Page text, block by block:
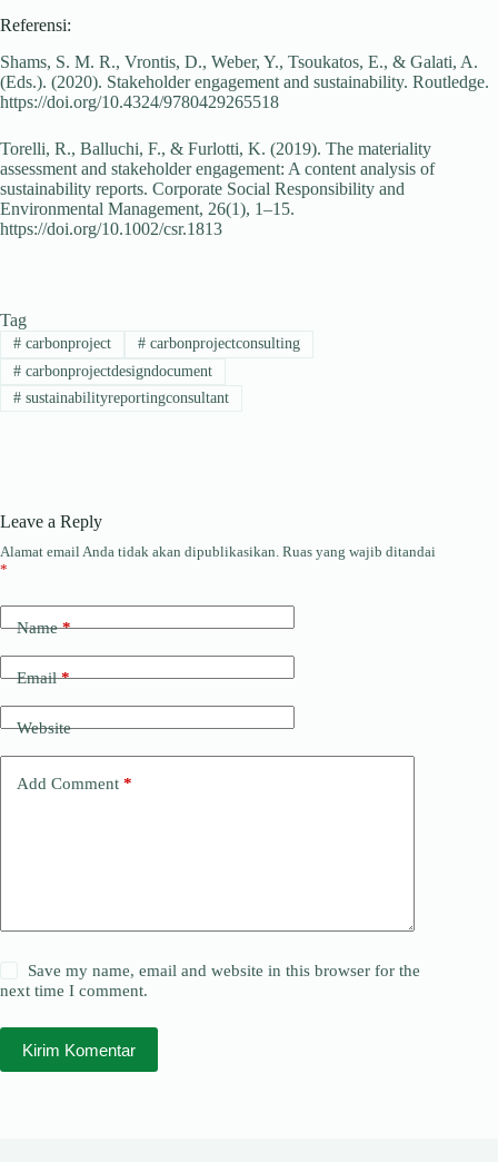
Referensi:
Shams, S. M. R., Vrontis, D., Weber, Y., Tsoukatos, E., & Galati, A.
(Eds.). (2020). Stakeholder engagement and sustainability. Routledge.
https://doi.org/10.4324/9780429265518
Torelli, R., Balluchi, F., & Furlotti, K. (2019). The materiality
assessment and stakeholder engagement: A content analysis of
sustainability reports. Corporate Social Responsibility and
Environmental Management, 26(1), 1–15.
https://doi.org/10.1002/csr.1813
Tag
#carbonproject #carbonprojectconsulting
#carbonprojectdesigndocument
#sustainabilityreportingconsultant
Leave a Reply
Alamat email Anda tidak akan dipublikasikan. Ruas yang wajib ditandai
*
Name*
Email*
Website
Add Comment *
Save my name, email and website in this browser for the
next time I comment.
Kirim Komentar